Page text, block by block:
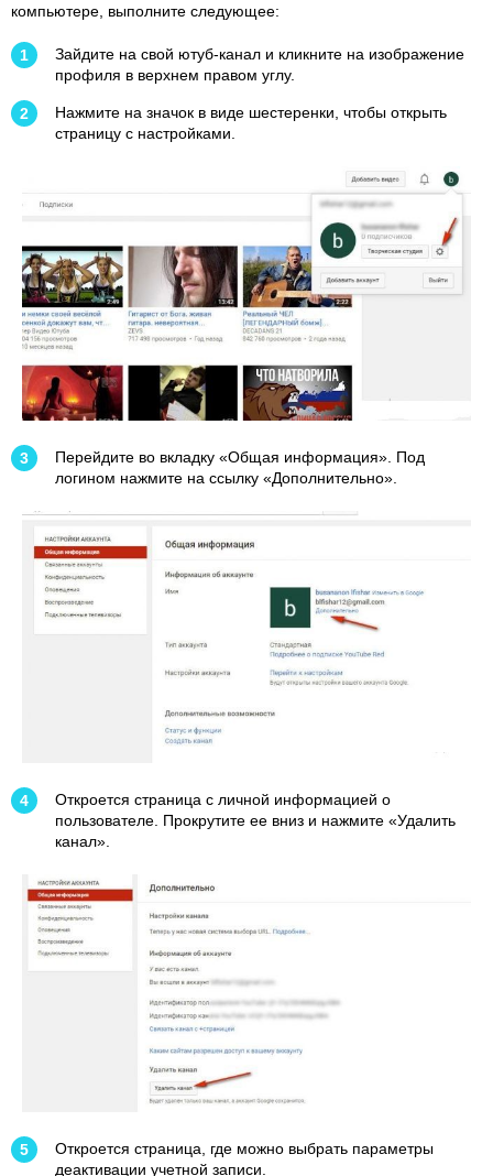
компьютере, выполните следующее:
Зайдите на свой ютуб-канал и кликните на изображение
профиля в верхнем правом углу.
Нажмите на значок в виде шестеренки, чтобы открыть
страницу с настройками.
Перейдите во вкладку «Общая информация». Под
логином нажмите на ссылку «Дополнительно».
Откроется страница с личной информацией о
пользователе. Прокрутите ее вниз и нажмите «Удалить
канал».
Откроется страница, где можно выбрать параметры
деактивации учетной записи.